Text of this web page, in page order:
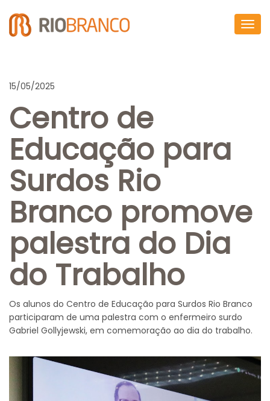
15/05/2025
Centro de
Educação para
Surdos Rio
Branco promove
palestra do Dia
do Trabalho
Os alunos do Centro de Educação para Surdos Rio Branco
participaram de uma palestra com o enfermeiro surdo
Gabriel Gollyjewski, em comemoração ao dia do trabalho.